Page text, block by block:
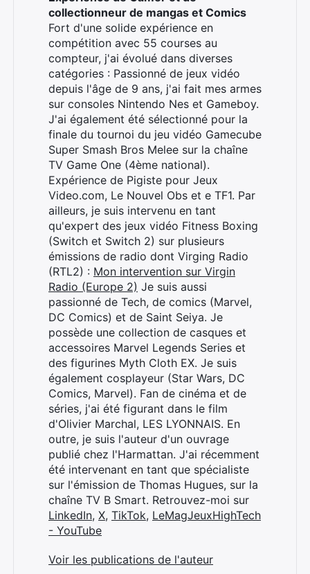
collectionneur de mangas et Comics
Fort d'une solide expérience en
compétition avec 55 courses au
compteur, j'ai évolué dans diverses
catégories : Passionné de jeux vidéo
depuis l'âge de 9 ans, j'ai fait mes armes
sur consoles Nintendo Nes et Gameboy.
J'ai également été sélectionné pour la
finale du tournoi du jeu vidéo Gamecube
Super Smash Bros Melee sur la chaîne
TV Game One (4ème national).
Expérience de Pigiste pour Jeux
Video.com, Le Nouvel Obs et e TF1. Par
ailleurs, je suis intervenu en tant
qu'expert des jeux vidéo Fitness Boxing
(Switch et Switch 2) sur plusieurs
émissions de radio dont Virging Radio
(RTL2) : Mon intervention sur Virgin
Radio (Europe 2) Je suis aussi
passionné de Tech, de comics (Marvel,
DC Comics) et de Saint Seiya. Je
possède une collection de casques et
accessoires Marvel Legends Series et
des figurines Myth Cloth EX. Je suis
également cosplayeur (Star Wars, DC
Comics, Marvel). Fan de cinéma et de
séries, j'ai été figurant dans le film
d'Olivier Marchal, LES LYONNAIS. En
outre, je suis l'auteur d'un ouvrage
publié chez l'Harmattan. J'ai récemment
été intervenant en tant que spécialiste
sur l'émission de Thomas Hugues, sur la
chaîne TV B Smart. Retrouvez-moi sur
LinkedIn, X, TikTok, LeMagJeuxHighTech
- YouTube
Voir les publications de l'auteur
Rechercher